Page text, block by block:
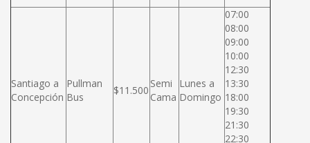
Santiago a
Concepción
Pullman
Bus
$11.500
Semi
Cama
Lunes a
Domingo
07:00
08:00
09:00
10:00
12:30
13:30
18:00
19:30
21:30
22:30